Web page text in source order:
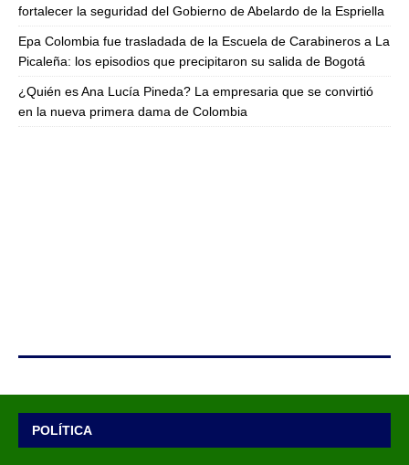
fortalecer la seguridad del Gobierno de Abelardo de la Espriella
Epa Colombia fue trasladada de la Escuela de Carabineros a La
Picaleña: los episodios que precipitaron su salida de Bogotá
¿Quién es Ana Lucía Pineda? La empresaria que se convirtió
en la nueva primera dama de Colombia
POLÍTICA